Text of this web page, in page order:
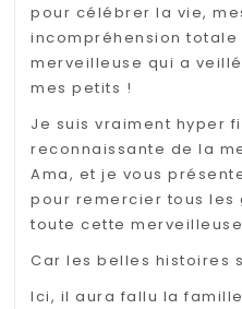
pour célébrer la vie,
incompréhension totale
merveilleuse qui a
mes petits !
Je suis vraiment hyper
reconnaissante de la
Ama, et je vous
pour remercier tous les
toute cette
Car les belles histoires
Ici, il aura fallu la